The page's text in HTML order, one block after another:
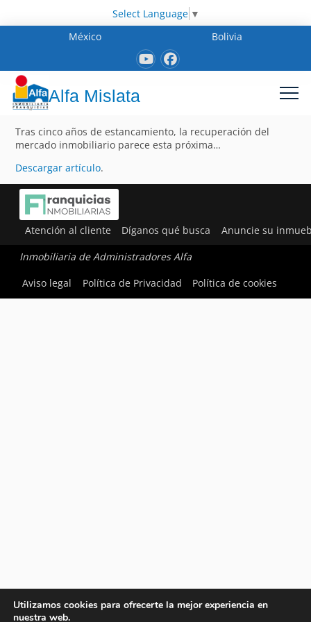
Select Language ▼
México
Bolivia
Alfa Mislata
Tras cinco años de estancamiento, la recuperación del
mercado inmobiliario parece esta próxima…
Descargar artículo.
Atención al cliente Díganos qué busca Anuncie su
Inmobiliaria de Administradores Alfa
Aviso legal
Política de Privacidad Política de cookies
Utilizamos cookies para ofrecerte la mejor experiencia en
nuestra web.